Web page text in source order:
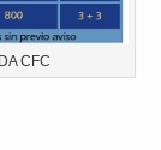
CFC